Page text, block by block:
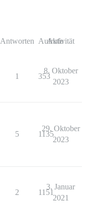
Antworten Aufrufe
Aktivität
1 353
8. Oktober
2023
5 1135
29. Oktober
2023
2 1151
3. Januar
2021